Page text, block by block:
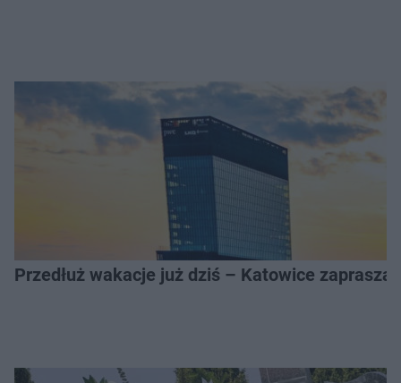
Przedłuż wakacje już dziś – Katowice